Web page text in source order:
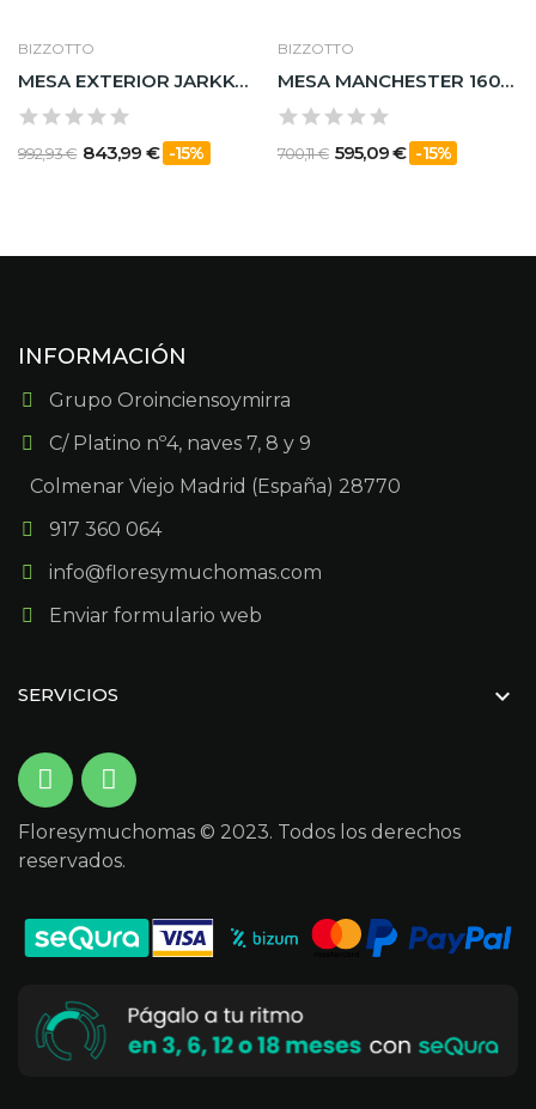
BIZZOTTO
MESA EXTERIOR JARKKO 160-240X90 BLANCO
992,93 € 843,99 € -15%
BIZZOTTO
MESA MANCHESTER 160X90
700,11 € 595,09 € -15%
INFORMACIÓN
Grupo Oroinciensoymirra
C/ Platino nº4, naves 7, 8 y 9
Colmenar Viejo Madrid (España) 28770
917 360 064
info@floresymuchomas.com
Enviar formulario web
SERVICIOS 
Floresymuchomas © 2023. Todos los derechos
reservados.